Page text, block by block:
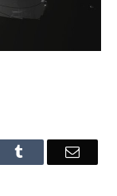
Tumblr Email